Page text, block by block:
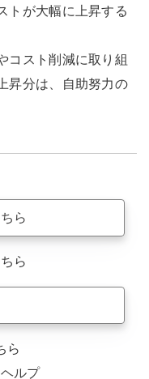
トが大幅に上昇する
コスト削減に取り組
昇分は、自助努力の
ら
ら
ら
ルプ